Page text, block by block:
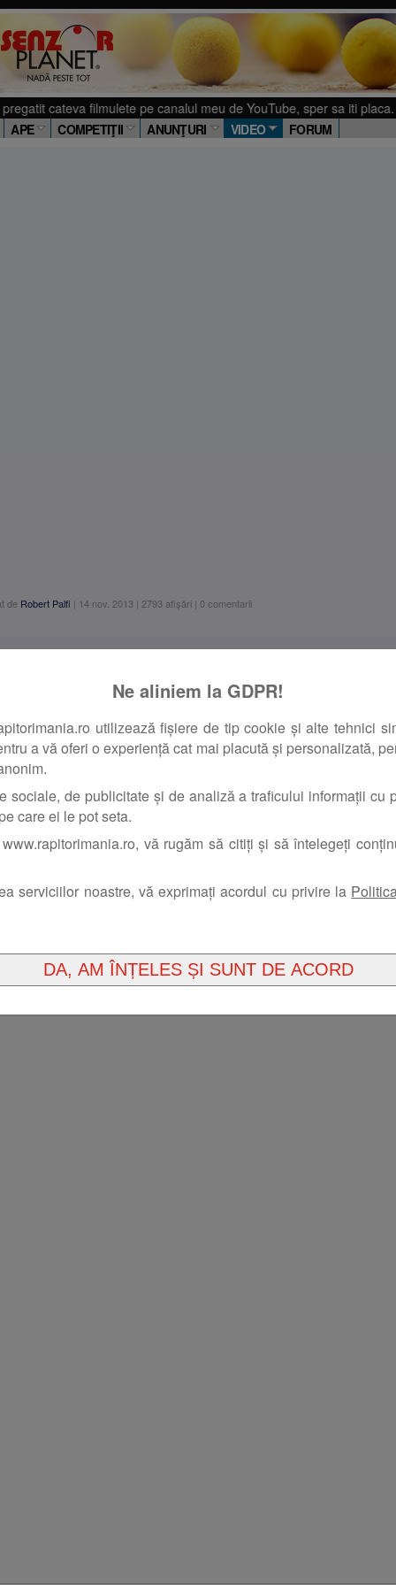
Ne aliniem la GDPR!
utilizează fișiere de tip cookie și alte tehnici
a vă oferi o experiență cat mai placută și personalizată,
sociale, de publicitate și de analiză a traficului informații cu
care ei le pot seta.
vă rugăm să citiți și să întelegeți
serviciilor noastre, vă exprimați acordul cu privire la
cateva filmulete pe canalul meu de YouTube, sper sa iti
APE COMPETIŢII ANUNŢURI VIDEO FORUM
de Robert Palfi | 14 nov. 2013 | 2793afişări | 0comentarii
comentarii.